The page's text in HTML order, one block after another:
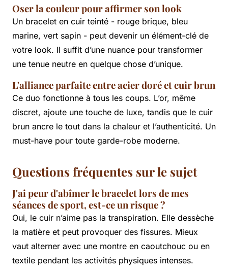
Oser la couleur pour affirmer son look
Un bracelet en cuir teinté - rouge brique, bleu
marine, vert sapin - peut devenir un élément-clé de
votre look. Il suffit d’une nuance pour transformer
une tenue neutre en quelque chose d’unique.
L'alliance parfaite entre acier doré et cuir brun
Ce duo fonctionne à tous les coups. L’or, même
discret, ajoute une touche de luxe, tandis que le cuir
brun ancre le tout dans la chaleur et l’authenticité. Un
must-have pour toute garde-robe moderne.
Questions fréquentes sur le sujet
J'ai peur d'abîmer le bracelet lors de mes
séances de sport, est-ce un risque ?
Oui, le cuir n’aime pas la transpiration. Elle dessèche
la matière et peut provoquer des fissures. Mieux
vaut alterner avec une montre en caoutchouc ou en
textile pendant les activités physiques intenses.